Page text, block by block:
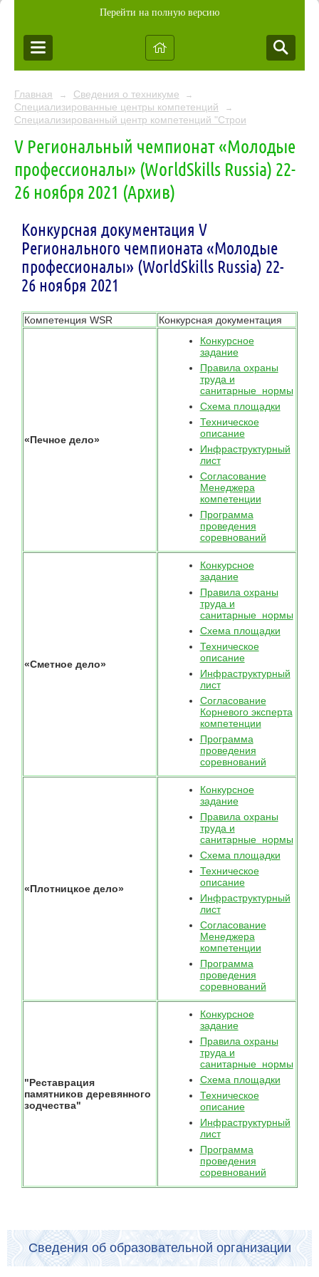
Перейти на полную версию
Главная → Сведения о техникуме →
Специализированные центры компетенций →
Специализированный центр компетенций "Строительная
V Региональный чемпионат «Молодые
профессионалы» (WorldSkills Russia) 22-
26 ноября 2021 (Архив)
Конкурсная документация V
Регионального чемпионата «Молодые
профессионалы» (WorldSkills Russia) 22-
26 ноября 2021
Компетенция WSR Конкурсная документация
«Печное дело»
Конкурсное
задание
Правила охраны
труда и
санитарные нормы
Схема площадки
Техническое
описание
Инфраструктурный
лист
Согласование
Менеджера
компетенции
Программа
проведения
соревнований
«Сметное дело»
Конкурсное
задание
Правила охраны
труда и
санитарные нормы
Схема площадки
Техническое
описание
Инфраструктурный
лист
Согласование
Корневого эксперта
компетенции
Программа
проведения
соревнований
«Плотницкое дело»
Конкурсное
задание
Правила охраны
труда и
санитарные нормы
Схема площадки
Техническое
описание
Инфраструктурный
лист
Согласование
Менеджера
компетенции
Программа
проведения
соревнований
"Реставрация
памятников деревянного
зодчества"
Конкурсное
задание
Правила охраны
труда и
санитарные нормы
Схема площадки
Техническое
описание
Инфраструктурный
лист
Программа
проведения
соревнований
Сведения об образовательной организации